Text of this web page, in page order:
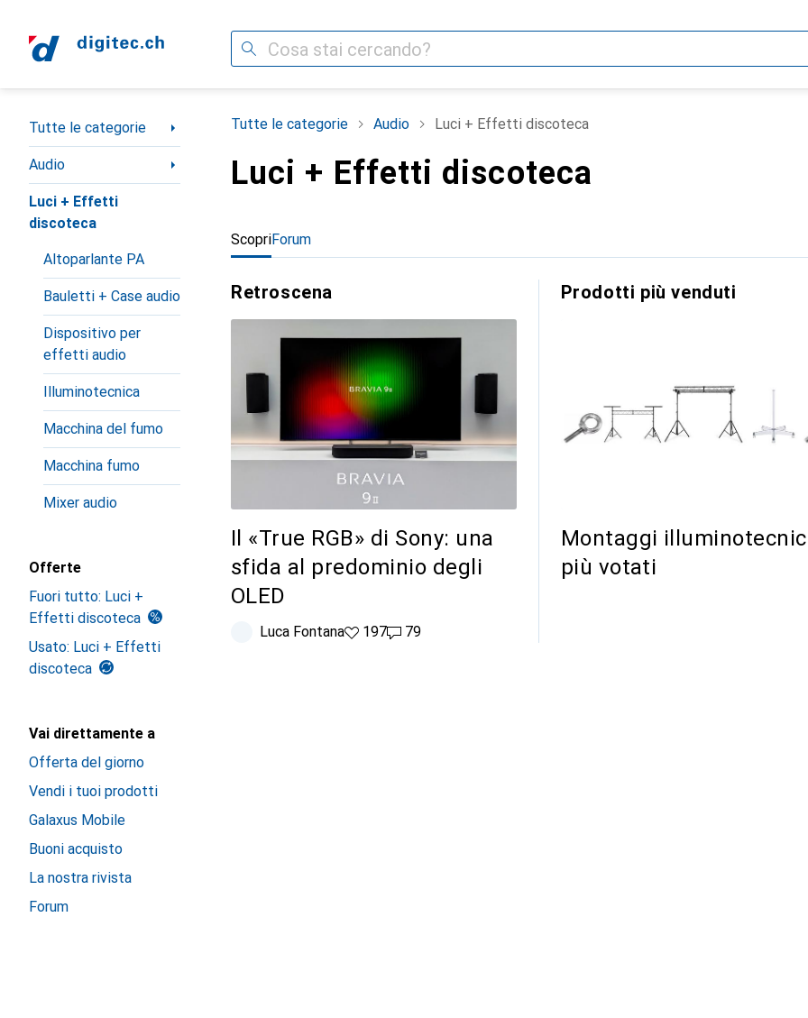
Cerca
Categoria Navigazione
Tutte le categorie
Audio
Luci + Effetti
discoteca
Altoparlante PA
Bauletti + Case audio
Dispositivo per
effetti audio
Illuminotecnica
Macchina del fumo
Macchina fumo
Mixer audio
Offerte
Fuori tutto: Luci +
Effetti discoteca
Usato: Luci + Effetti
discoteca
Vai direttamente a
Offerta del giorno
Vendi i tuoi prodotti
Galaxus Mobile
Buoni acquisto
La nostra rivista
Forum
Tutte le categorie Audio Luci + Effetti discoteca
Luci + Effetti discoteca
ScopriForum
Retroscena
Il «True RGB» di Sony: una
sfida al predominio degli
OLED
Luca Fontana197 like
19779 commenti
79
Prodotti più venduti
Montaggi
più votati